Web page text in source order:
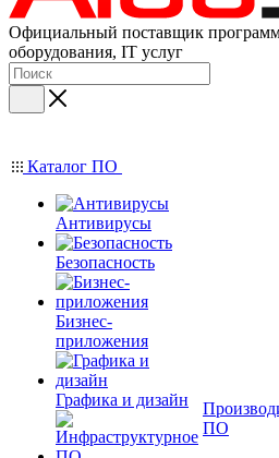
Официальный поставщик
оборудования, IT услуг
Каталог ПО
Антивирусы
Безопасность
Бизнес-
приложения
Графика и дизайн
ПО